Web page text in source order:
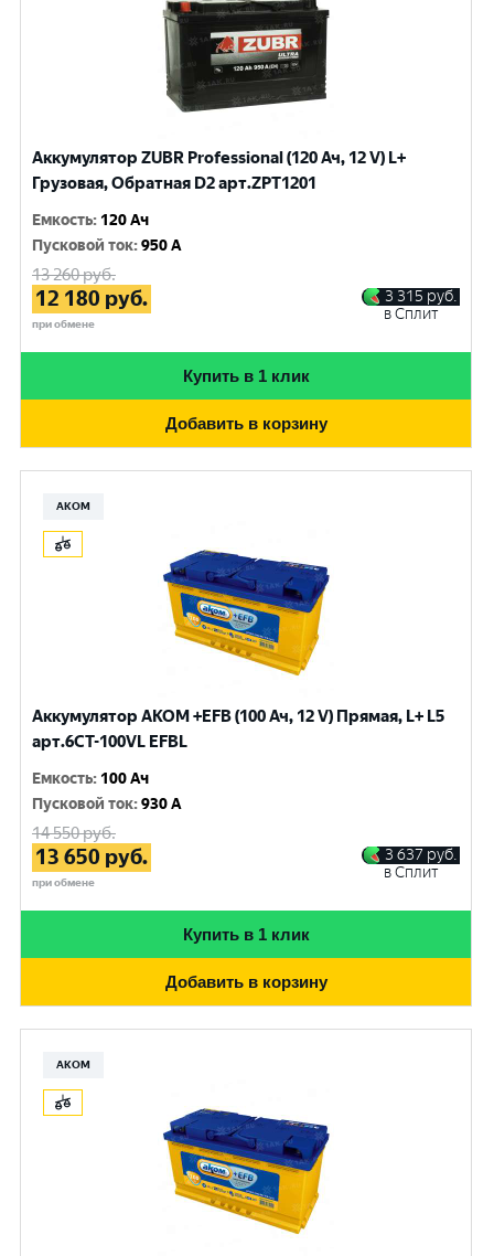
Аккумулятор ZUBR Professional (120 Ач, 12 V) L+
Грузовая, Обратная D2 арт.ZPT1201
Емкость: 120 Ач
Пусковой ток:950 A
13 260руб.
12 180 руб.
при обмене
3 315 руб.
в Сплит
Купить в 1 клик
Добавить в корзину
АКОМ
Аккумулятор AKOM +EFB (100 Ач, 12 V) Прямая, L+ L5
арт.6СТ-100VL EFBL
Емкость: 100 Ач
Пусковой ток:930 A
14 550руб.
13 650 руб.
при обмене
3 637 руб.
в Сплит
Купить в 1 клик
Добавить в корзину
АКОМ